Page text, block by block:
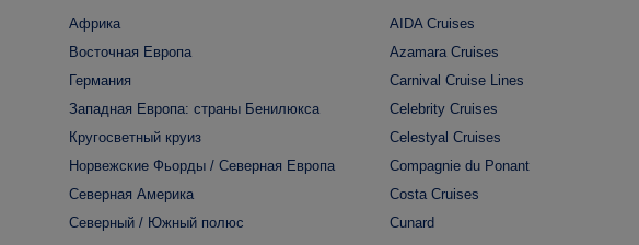
Африка
Восточная Европа
Германия
Западная Европа: страны Бенилюкса
Кругосветный круиз
Норвежские Фьорды / Северная Европа
Северная Америка
Северный / Южный полюс
AIDA Cruises
Azamara Cruises
Carnival Cruise Lines
Celebrity Cruises
Celestyal Cruises
Compagnie du Ponant
Costa Cruises
Cunard